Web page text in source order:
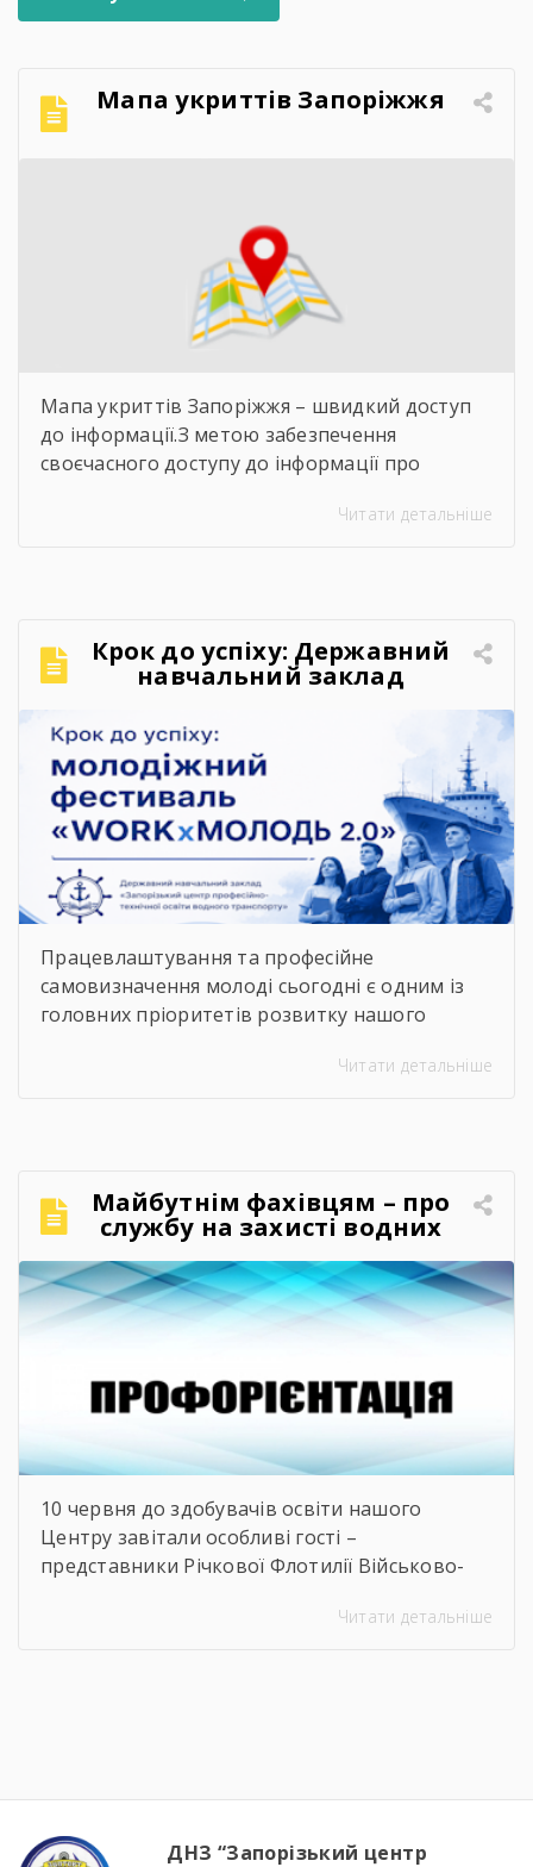
Мапа укриттів Запоріжжя
Мапа укриттів Запоріжжя – швидкий доступ
до інформації.З метою забезпечення
своєчасного доступу до інформації про
пропонуємо скористатися інтерактивною
щодо розташування укриттів доступна на
офіційних інформаційних ресурсах: ▪️
Запорізької обласної військової адміністрації
– у розділі «Укриття»; ▪️ […]
Читати детальніше
Крок до успіху: Державний
навчальний заклад
«Запорізький центр
професійно-технічної освіти
водного транспорту»
підкорює молодіжний
фестиваль «WORKxМОЛОДЬ
2.0»
Працевлаштування та професійне
самовизначення молоді сьогодні є одним із
головних пріоритетів розвитку нашого
правила, потребуючи вмотивованих і
обрати, де знайти перше робоче місце та як
правильно налагодити контакт із майбутніми
роботодавцями. Саме з метою допомогти
молоді […]
Читати детальніше
Майбутнім фахівцям – про
службу на захисті водних
10 червня до здобувачів освіти нашого
Центру завітали особливі гості –
представники Річкової Флотилії Військово-
зустрічі студенти дізналися про особливості
загрозам;🔹 можливості професійного […]
Читати детальніше
ДНЗ “Запорізький центр